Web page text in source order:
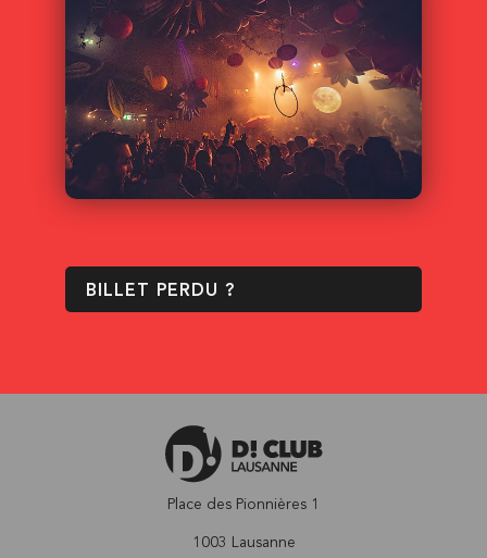
BILLET PERDU ?
Place des Pionnières 1
1003 Lausanne